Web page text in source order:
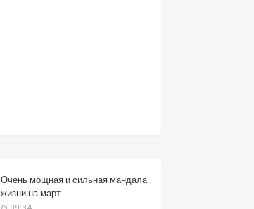
Очень мощная и сильная мандала
жизни на март